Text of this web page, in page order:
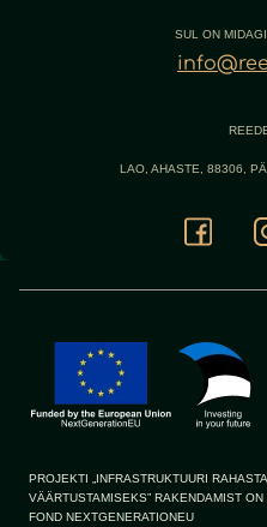
SUL ON
LAO, AHASTE, 88306,
PROJEKTI „INFRASTRUKTUURI
VÄÄRTUSTAMISEKS” RAKENDAMIST
FOND NEXTGENERATIONEU